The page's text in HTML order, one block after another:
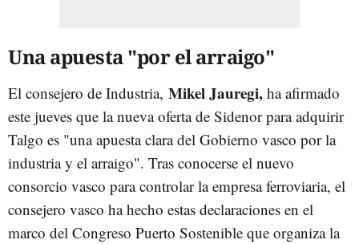
Una apuesta "por el arraigo"
El consejero de Industria, Mikel Jauregi, ha afirmado
este jueves que la nueva oferta de Sidenor para adquirir
Talgo es "una apuesta clara del Gobierno vasco por la
industria y el arraigo". Tras conocerse el nuevo
consorcio vasco para controlar la empresa ferroviaria, el
consejero vasco ha hecho estas declaraciones en el
marco del Congreso Puerto Sostenible que organiza la